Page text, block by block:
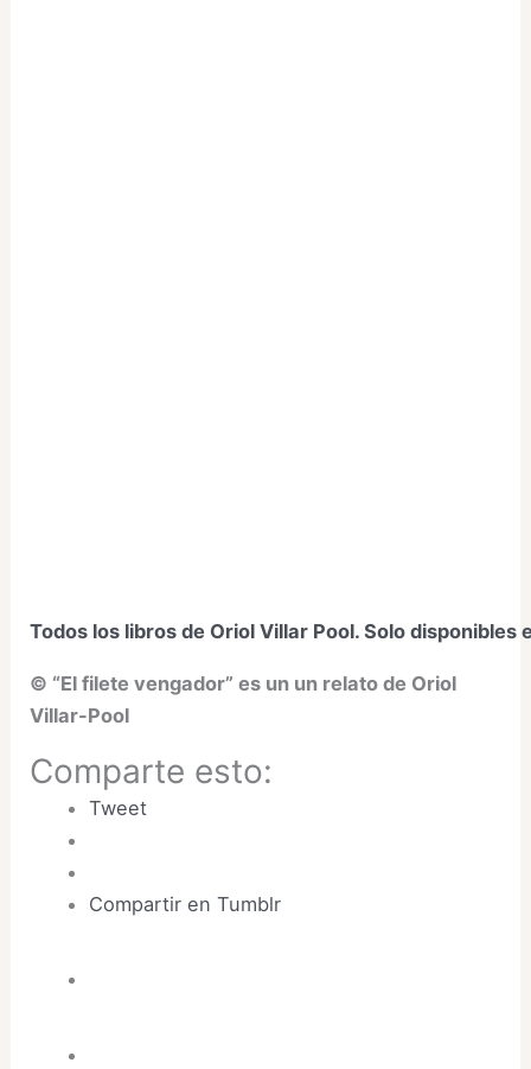
Todos los libros de Oriol Villar Pool. Solo disponibles
© “El filete vengador” es un un relato de Oriol
Villar-Pool
Comparte esto:
Tweet
Compartir en Tumblr